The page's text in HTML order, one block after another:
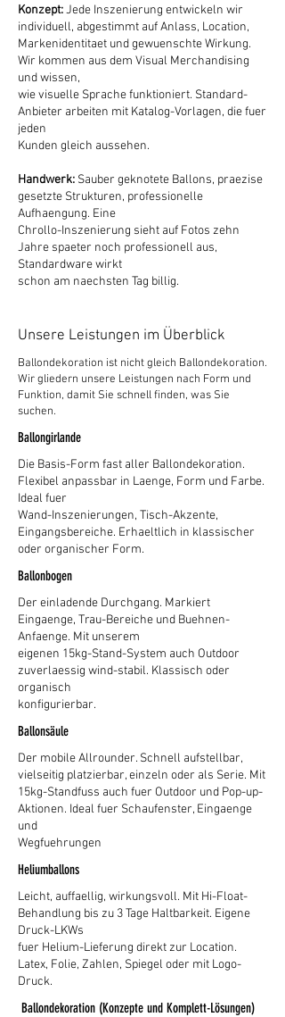
Konzept:Jede Inszenierung entwickeln wir
individuell, abgestimmt auf Anlass, Location,
Markenidentitaet und gewuenschte Wirkung.
Wir kommen aus dem Visual Merchandising
und wissen,
wie visuelle Sprache funktioniert. Standard-
Anbieter arbeiten mit Katalog-Vorlagen, die fuer
jeden
Kunden gleich aussehen.
Handwerk: Sauber geknotete Ballons, praezise
gesetzte Strukturen, professionelle
Aufhaengung. Eine
Chrollo-Inszenierung sieht auf Fotos zehn
Jahre spaeter noch professionell aus,
Standardware wirkt
schon am naechsten Tag billig.
Unsere Leistungen im Überblick
Ballondekoration ist nicht gleich Ballondekoration.
Wir gliedern unsere Leistungen nach Form und
Funktion, damit Sie schnell finden, was Sie
suchen.
Ballongirlande
Die Basis-Form fast aller Ballondekoration.
Flexibel anpassbar in Laenge, Form und Farbe.
Ideal fuer
Wand-Inszenierungen, Tisch-Akzente,
Eingangsbereiche. Erhaeltlich in klassischer
oder organischer Form.
Ballonbogen
Der einladende Durchgang. Markiert
Eingaenge, Trau-Bereiche und Buehnen-
Anfaenge. Mit unserem
eigenen 15kg-Stand-System auch Outdoor
zuverlaessig wind-stabil. Klassisch oder
organisch
konfigurierbar.
Ballonsäule
Der mobile Allrounder. Schnell aufstellbar,
vielseitig platzierbar, einzeln oder als Serie. Mit
15kg-Standfuss auch fuer Outdoor und Pop-up-
Aktionen. Ideal fuer Schaufenster, Eingaenge
und
Wegfuehrungen
Heliumballons
Leicht, auffaellig, wirkungsvoll. Mit Hi-Float-
Behandlung bis zu 3 Tage Haltbarkeit. Eigene
Druck-LKWs
fuer Helium-Lieferung direkt zur Location.
Latex, Folie, Zahlen, Spiegel oder mit Logo-
Druck.
Ballondekoration (Konzepte und Komplett-Lösungen)